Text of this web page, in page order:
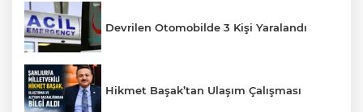
Devrilen Otomobilde 3 Kişi Yaralandı
Hikmet Başak’tan Ulaşım Çalışması